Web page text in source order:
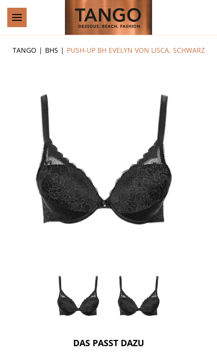
Zum Hauptinhalt springen
TANGO BHS PUSH-UP BH EVELYN VON LISCA, SCHWARZ
DAS PASST DAZU